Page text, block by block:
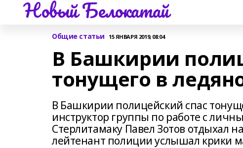
Новый Белокатай
Общие статьи 15 ЯНВАРЯ 2019, 08:04
В Башкирии
тонущего в
В Башкирии полицейский спас
инструктор группы по работе с
Стерлитамаку Павел Зотов отдыхал
лейтенант полиции услышал крики